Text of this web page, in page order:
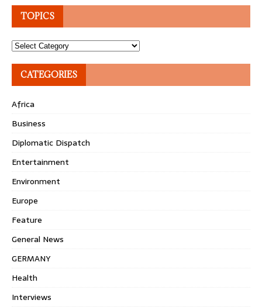
TOPICS
Topics
CATEGORIES
Africa
Business
Diplomatic Dispatch
Entertainment
Environment
Europe
Feature
General News
GERMANY
Health
Interviews